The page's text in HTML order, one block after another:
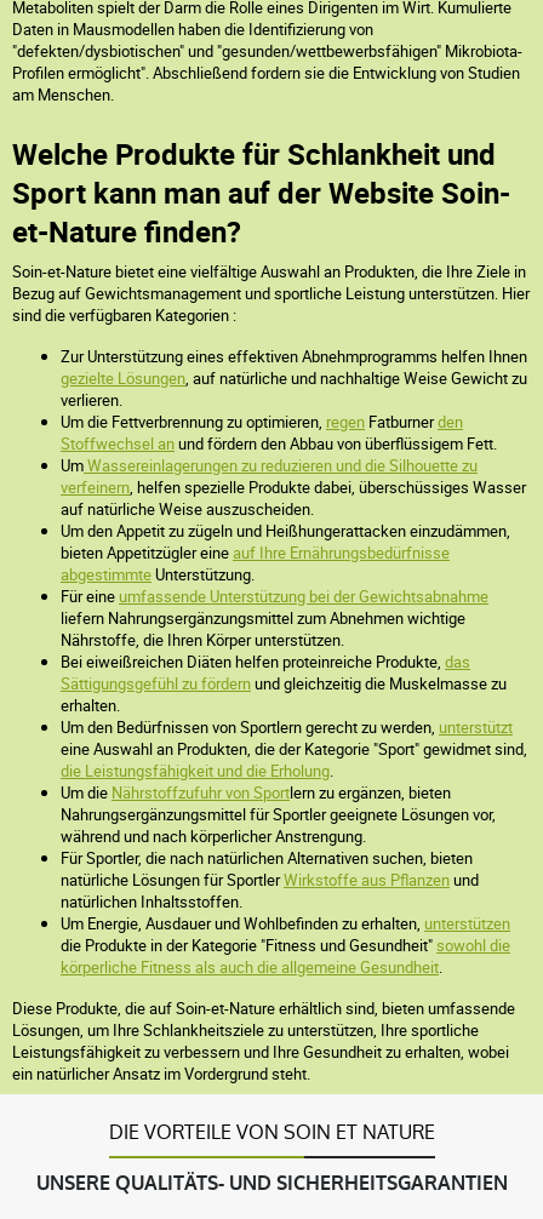
Metaboliten spielt der Darm die Rolle eines Dirigenten im Wirt. Kumulierte
Daten in Mausmodellen haben die Identifizierung von
"defekten/dysbiotischen" und "gesunden/wettbewerbsfähigen" Mikrobiota-
Profilen ermöglicht". Abschließend fordern sie die Entwicklung von Studien
am Menschen.
Welche Produkte für Schlankheit und
Sport kann man auf der Website Soin-
et-Nature finden?
Soin-et-Nature bietet eine vielfältige Auswahl an Produkten, die Ihre Ziele in
Bezug auf Gewichtsmanagement und sportliche Leistung unterstützen. Hier
sind die verfügbaren Kategorien :
Zur Unterstützung eines effektiven Abnehmprogramms helfen Ihnen
gezielte Lösungen, auf natürliche und nachhaltige Weise Gewicht zu
verlieren.
Um die Fettverbrennung zu optimieren, regen Fatburnerden
Stoffwechsel anund fördern den Abbau von überflüssigem Fett.
UmWassereinlagerungen zu reduzieren und die Silhouette zu
verfeinern, helfen spezielle Produkte dabei, überschüssiges Wasser
auf natürliche Weise auszuscheiden.
Um den Appetit zu zügeln und Heißhungerattacken einzudämmen,
bieten Appetitzügler eineauf Ihre Ernährungsbedürfnisse
abgestimmteUnterstützung.
Für eine umfassende Unterstützung bei der Gewichtsabnahme
liefern Nahrungsergänzungsmittel zum Abnehmen wichtige
Nährstoffe, die Ihren Körper unterstützen.
Bei eiweißreichen Diäten helfen proteinreiche Produkte, das
Sättigungsgefühl zu fördernund gleichzeitig die Muskelmasse zu
erhalten.
Um den Bedürfnissen von Sportlern gerecht zu werden, unterstützt
eine Auswahl an Produkten, die der Kategorie "Sport" gewidmet sind,
die Leistungsfähigkeit und die Erholung.
Um die Nährstoffzufuhr von Sportlern zu ergänzen, bieten
Nahrungsergänzungsmittel für Sportler geeignete Lösungen vor,
während und nach körperlicher Anstrengung.
Für Sportler, die nach natürlichen Alternativen suchen, bieten
natürliche Lösungen für SportlerWirkstoffe aus Pflanzenund
natürlichen Inhaltsstoffen.
Um Energie, Ausdauer und Wohlbefinden zu erhalten, unterstützen
die Produkte in der Kategorie "Fitness und Gesundheit"sowohl die
körperliche Fitness als auch die allgemeine Gesundheit.
Diese Produkte, die auf Soin-et-Nature erhältlich sind, bieten umfassende
Lösungen, um Ihre Schlankheitsziele zu unterstützen, Ihre sportliche
Leistungsfähigkeit zu verbessern und Ihre Gesundheit zu erhalten, wobei
ein natürlicher Ansatz im Vordergrund steht.
DIE VORTEILE VON SOIN ET NATURE
UNSERE QUALITÄTS- UND SICHERHEITSGARANTIEN